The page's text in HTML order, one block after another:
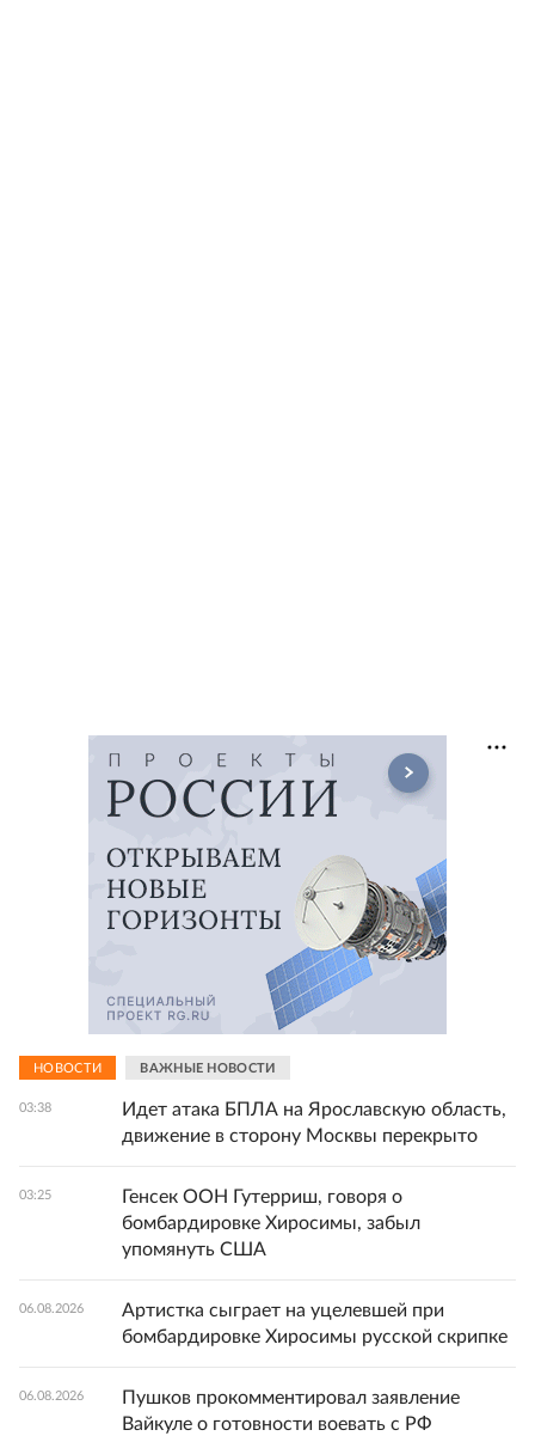
НОВОСТИ ВАЖНЫЕ НОВОСТИ
03:38
Идет атака БПЛА на Ярославскую область,
движение в сторону Москвы перекрыто
03:25
Генсек ООН Гутерриш, говоря о
бомбардировке Хиросимы, забыл
упомянуть США
06.08.2026
Артистка сыграет на уцелевшей при
бомбардировке Хиросимы русской скрипке
06.08.2026
Пушков прокомментировал заявление
Вайкуле о готовности воевать с РФ